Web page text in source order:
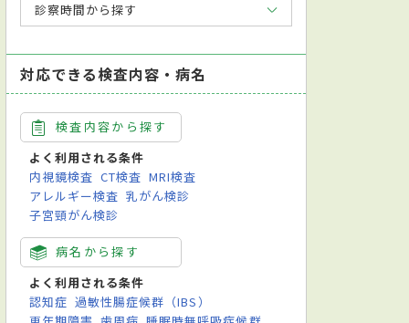
診察時間から探す
対応できる検査内容・病名
検査内容から探す
よく利用される条件
内視鏡検査 CT検査 MRI検査
アレルギー検査 乳がん検診
子宮頸がん検診
病名から探す
よく利用される条件
認知症 過敏性腸症候群（IBS）